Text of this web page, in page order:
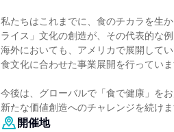
私たちはこれまでに、食のチカラを生
ライス」文化の創造が、その代表的な例
海外においても、アメリカで展開して
食文化に合わせた事業展開を行っていま
今後は、グローバルで「食で健康」を
新たな価値創造へのチャレンジを続けま
開催地